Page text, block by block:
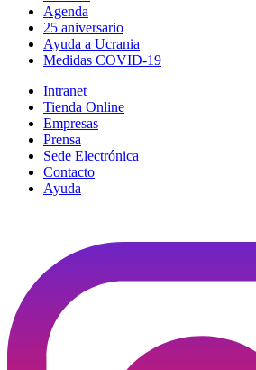
Agenda
25 aniversario
Ayuda a Ucrania
Medidas COVID-19
Intranet
Tienda Online
Empresas
Prensa
Sede Electrónica
Contacto
Ayuda